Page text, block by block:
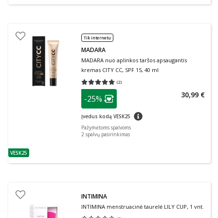
patarimas
VESK25
Tik internetu
MADARA
MADARA nuo aplinkos taršos apsaugantis
kremas CITY CC, SPF 15, 40 ml
(2)
Vidutinis įvertinimas 5.00
patarimas
Lojalumo klubo narių nuolaida
-25%
Įvedus kodą VESK25 patarimas
30,99 €
Pažymėtoms spalvoms
2 spalvų pasirinkimas
INTIMINA
INTIMINA menstruacinė taurelė LILY CUP, 1 vnt.